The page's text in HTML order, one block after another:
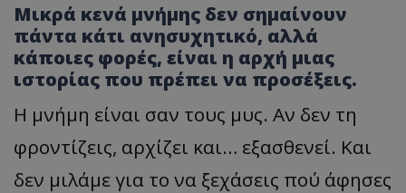
Μικρά κενά μνήμης δεν σημαίνουν
πάντα κάτι ανησυχητικό, αλλά
κάποιες φορές, είναι η αρχή μιας
ιστορίας που πρέπει να προσέξεις.
Η μνήμη είναι σαν τους μυς. Αν δεν τη
φροντίζεις, αρχίζει και… εξασθενεί. Και
δεν μιλάμε για το να ξεχάσεις πού άφησες